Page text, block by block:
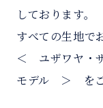
しております。
すべての生地で
＜ ユザワヤ・
モデル ＞ をご